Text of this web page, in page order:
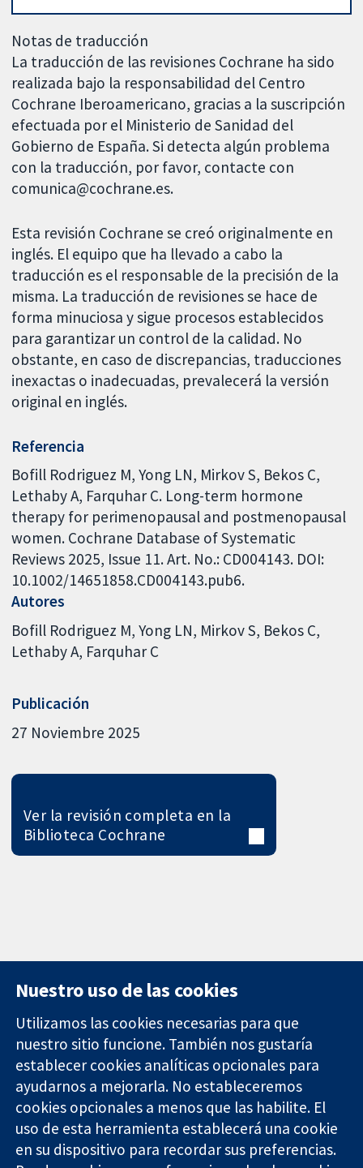
Notas de traducción
La traducción de las revisiones Cochrane ha sido
realizada bajo la responsabilidad del Centro
Cochrane Iberoamericano, gracias a la suscripción
efectuada por el Ministerio de Sanidad del
Gobierno de España. Si detecta algún problema
con la traducción, por favor, contacte con
comunica@cochrane.es.
Esta revisión Cochrane se creó originalmente en
inglés. El equipo que ha llevado a cabo la
traducción es el responsable de la precisión de la
misma. La traducción de revisiones se hace de
forma minuciosa y sigue procesos establecidos
para garantizar un control de la calidad. No
obstante, en caso de discrepancias, traducciones
inexactas o inadecuadas, prevalecerá la versión
original en inglés.
Referencia
Bofill Rodriguez M, Yong LN, Mirkov S, Bekos C,
Lethaby A, Farquhar C. Long-term hormone
therapy for perimenopausal and postmenopausal
women. Cochrane Database of Systematic
Reviews 2025, Issue 11. Art. No.: CD004143. DOI:
10.1002/14651858.CD004143.pub6.
Autores
Bofill Rodriguez M Yong LN Mirkov S Bekos C
Lethaby A Farquhar C
Publicación
27 Noviembre 2025
Ver la revisión completa en la
Biblioteca Cochrane
Evidencia fiable.
Decisiones
informadas.
Mejor salud.
11-13 Cavendish
Square
Londres
W1G 0AN
Reino Unido
Contacto
Noticias
Prensa
Sobre
nosotros
Empleo
Cochrane
Nuestro uso de las cookies
Utilizamos las cookies necesarias para que
nuestro sitio funcione. También nos gustaría
establecer cookies analíticas opcionales para
ayudarnos a mejorarla. No estableceremos
cookies opcionales a menos que las habilite. El
uso de esta herramienta establecerá una cookie
en su dispositivo para recordar sus preferencias.